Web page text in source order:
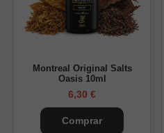
Uso recomendado
Indicado para equipos
para encontrar un dispositivo
Es un líquido listo para vapear y
Selecciona la concentración de
añadirlo al carrito.
Montreal Original Salts
Oasis 10ml
6,30 €
Comprar